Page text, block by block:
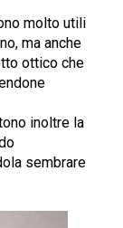
molto utili
ma anche
ottico che
inoltre la
sembrare